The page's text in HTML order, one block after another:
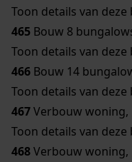
Toon details van
465 Bouw 8
Toon details van
466 Bouw 14
Toon details van
467Verbouw woning,
Toon details van
468Verbouw woning,